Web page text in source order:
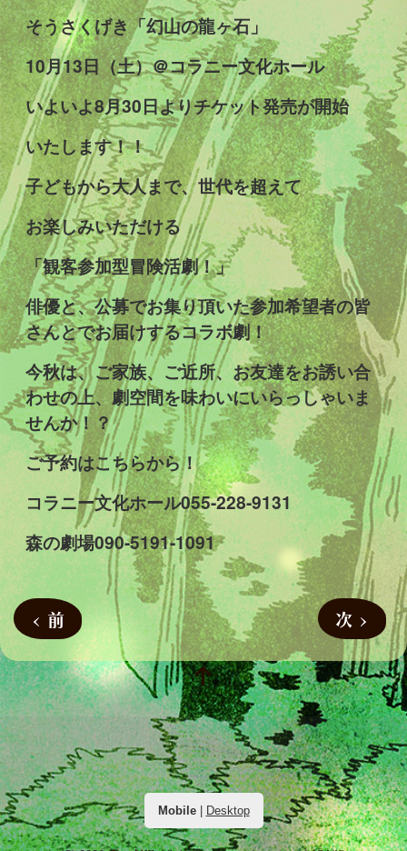
そうさくげき「幻山の龍ヶ石」
10月13日（土）＠コラニー文化ホール
いよいよ8月30日よりチケット発売が開始
いたします！！
子どもから大人まで、世代を超えて
お楽しみいただける
「観客参加型冒険活劇！」
俳優と、公募でお集り頂いた参加希望者の皆
さんとでお届けするコラボ劇！
今秋は、ご家族、ご近所、お友達をお誘い合
わせの上、劇空間を味わいにいらっしゃいま
せんか！？
ご予約はこちらから！
コラニー文化ホール055-228-9131
森の劇場090-5191-1091
< 前 次 >
Mobile| Desktop